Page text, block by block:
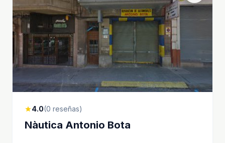
star4.0(0 reseñas)
Nàutica Antonio Bota